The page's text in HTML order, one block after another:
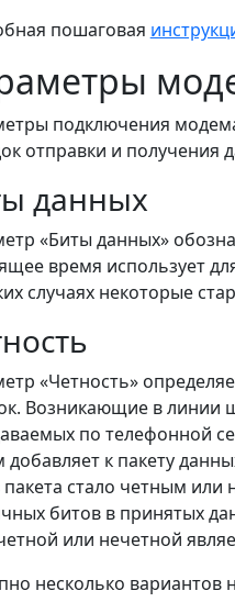
пошаговая
подключения
отправки и получения
данных
«Биты данных»
время использует
случаях некоторые
«Четность»
Возникающие в линии
по телефонной
добавляет к пакету
пакета стало четным
битов в принятых
или нечетной
несколько вариантов